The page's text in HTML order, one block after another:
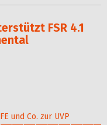
FSR 4.1
und Co. zur UVP